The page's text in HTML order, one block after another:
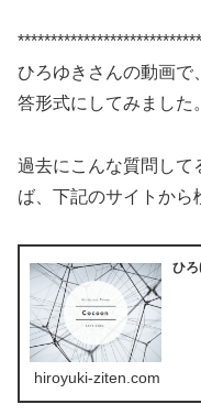
ひろゆきさんの動画で
答形式にしてみました。
過去にこんな質問して
ば、下記のサイトから
ひ
hiroyuki-ziten.com